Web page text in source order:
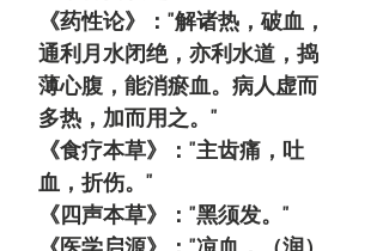
《药性论》："解诸热，破血，
通利月水闭绝，亦利水道，捣
薄心腹，能消瘀血。病人虚而
多热，加而用之。"
《食疗本草》："主齿痛，吐
血，折伤。"
《四声本草》："黑须发。"